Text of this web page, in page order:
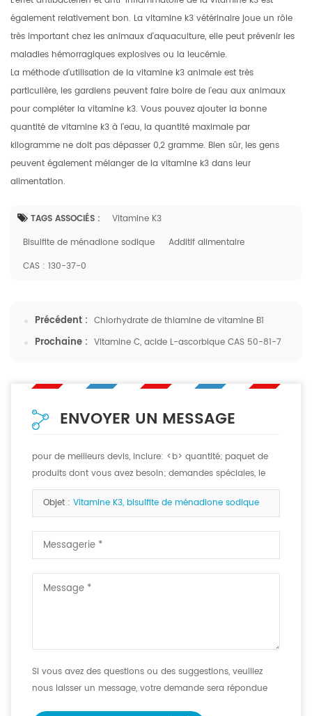
également relativement bon. La vitamine k3 vétérinaire joue un rôle
très important chez les animaux d'aquaculture, elle peut prévenir les
maladies hémorragiques explosives ou la leucémie.
La méthode d'utilisation de la vitamine k3 animale est très
particulière, les gardiens peuvent faire boire de l'eau aux animaux
pour compléter la vitamine k3. Vous pouvez ajouter la bonne
quantité de vitamine k3 à l'eau, la quantité maximale par
kilogramme ne doit pas dépasser 0,2 gramme. Bien sûr, les gens
peuvent également mélanger de la vitamine k3 dans leur
alimentation.
TAGS ASSOCIÉS :
Vitamine K3
Bisulfite de ménadione sodique
Additif alimentaire
CAS : 130-37-0
Précédent : Chlorhydrate de thiamine de vitamine B1
Prochaine : Vitamine C, acide L-ascorbique CAS 50-81-7
ENVOYER UN MESSAGE
pour de meilleurs devis, inclure: <b> quantité; paquet de
produits dont vous avez besoin; demandes spéciales, le
cas échéant. <b>
Objet : Vitamine K3, bisulfite de ménadione sodique
Si vous avez des questions ou des suggestions, veuillez
nous laisser un message, votre demande sera répondue